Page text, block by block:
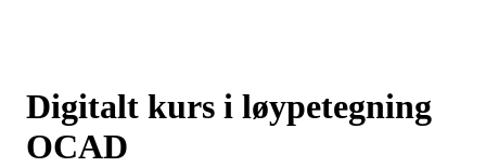
Digitalt kurs i løypetegning
OCAD